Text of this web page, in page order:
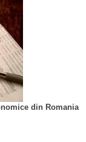
din Romania